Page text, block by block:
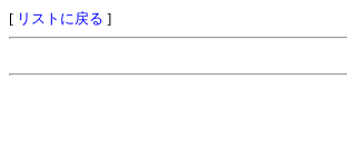
[ リストに戻る ]